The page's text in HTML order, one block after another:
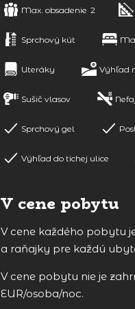
Max. obsadenie 2
Sprchový kút
Uteráky Výhľad
Sušič vlasov
Sprchový gel
Výhľad do tichej ulice
V cene pobytu
V cene každého pobytu
a raňajky pre každú
V cene pobytu nie je
EUR/osoba/noc.